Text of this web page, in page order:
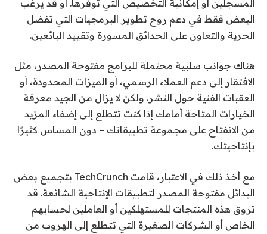
المسجلين أو إمكانية التخصيص التي توفرها. أو قد يرغب
البعض فقط في دعم روح تطوير البرمجيات التي تفضل
الحرية والتعاون على الحدائق المسورة وتقييد البائعين.
هناك جوانب سلبية محتملة للبرامج مفتوحة المصدر، مثل
الافتقار إلى دعم العملاء الرسمي، أو الميزات المحدودة، أو
العقبات الفنية حول النشر. ولكن لا يزال من الجيد معرفة
الخيارات المتاحة أمامك إذا كنت تتطلع إلى إضفاء المزيد
من الانفتاح على مجموعة تطبيقاتك – دون المساس كثيرًا
بإنتاجيتك.
مع أخذ ذلك في الاعتبار، قامت TechCrunch بتجميع بعض
البدائل مفتوحة المصدر لتطبيقات الإنتاجية الشائعة. قد
تروق هذه المنتجات للمستهلكين أو العاملين لحسابهم
الخاص أو الشركات الصغيرة التي تتطلع إلى الهروب من